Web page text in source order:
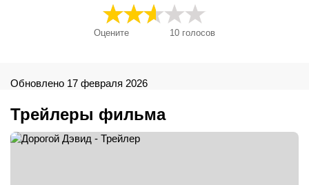
Оцените 10 голосов
Обновлено 17 февраля 2026
Трейлеры фильма